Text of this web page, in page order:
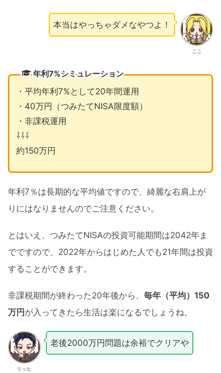
ここ
本当はやっちゃダメなやつよ！
年利7%シミュレーション
・平均年利7%として20年間運用
・40万円（つみたてNISA限度額）
・非課税運用
⇩⇩⇩
約150万円
年利7％は長期的な平均値ですので、綺麗な右肩上が
りにはなりませんのでご注意ください。
とはいえ、つみたてNISAの投資可能期間は2042年ま
でですので、2022年からはじめた人でも21年間は投資
することができます。
非課税期間が終わった20年後から、 毎年（平均）150
万円 が入ってきたら生活は楽になるでしょうね。
リッヒ
老後2000万円問題は余裕でクリアや